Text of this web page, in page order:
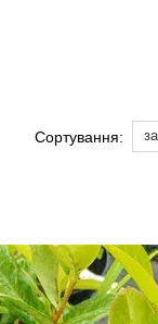
Сортування: